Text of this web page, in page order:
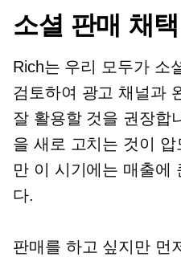
소셜 판매 채택
Rich는 우리 모두가 소
검토하여 광고 채널과
잘 활용할 것을 권장합
을 새로 고치는 것이 압
만 이 시기에는 매출에
다.
판매를 하고 싶지만 먼